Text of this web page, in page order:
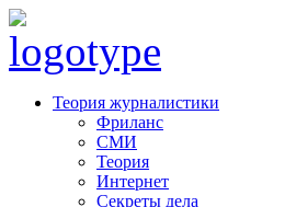
Теория журналистики
Фриланс
СМИ
Теория
Интернет
Секреты дела